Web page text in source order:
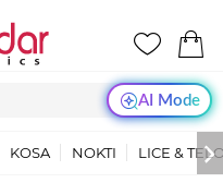
AI Mode
KOSA NOKTI LICE &